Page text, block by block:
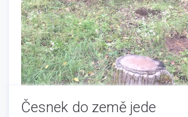
Česnek do země jede